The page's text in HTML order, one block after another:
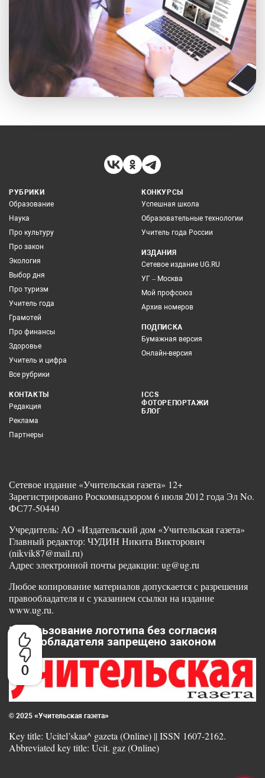
0
РУБРИКИ
Образование
Наука
Про культуру
Про закон
Экология
Выбор дня
Про туризм
Учитель года
Грамотей
Про финансы
Здоровье
Учитель и цифра
Все рубрики
КОНКУРСЫ
Успешная школа
Образовательные технологии
Учитель года России
ИЗДАНИЯ
Сетевое издание UG.RU
УГ – Москва
Мой профсоюз
Архив номеров
ПОДПИСКА
Бумажная версия
Онлайн-версия
КОНТАКТЫ
Редакция
Реклама
Партнеры
ICCS
ФОТОРЕПОРТАЖИ
БЛОГ
Сетевое издание «Учительская газета» 12+
Зарегистрировано Роскомнадзором 6 июля 2012 года Эл No.
ФС77-50440
Учредитель: АО «Издательский дом «Учительская газета»
Главный редактор: ЧУДИН Никита Викторович
(nikvik87@mail.ru)
Адрес электронной почты редакции: ug@ug.ru
Любое копирование материалов допускается с разрешения
правообладателя и с указанием ссылки на издание
www.ug.ru.
Использование логотипа без согласия
правообладателя запрещено законом
© 2025 «Учительская газета»
Key title: Ucitel’skaa^ gazeta (Online) || ISSN 1607-2162.
Abbreviated key title: Ucit. gaz (Online)